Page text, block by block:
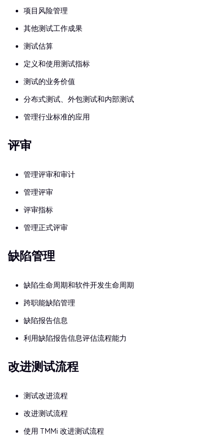
项目风险管理
其他测试工作成果
测试估算
定义和使用测试指标
测试的业务价值
分布式测试、外包测试和内部测试
管理行业标准的应用
评审
管理评审和审计
管理评审
评审指标
管理正式评审
缺陷管理
缺陷生命周期和软件开发生命周期
跨职能缺陷管理
缺陷报告信息
利用缺陷报告信息评估流程能力
改进测试流程
测试改进流程
改进测试流程
使用 TMMi 改进测试流程